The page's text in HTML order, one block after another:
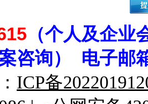
（个人及企
咨询） 电子邮
ICP备